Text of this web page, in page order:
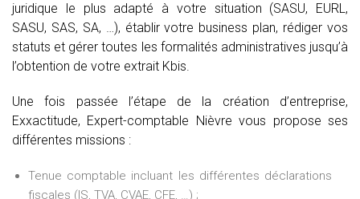
juridique le plus adapté à votre situation (SASU, EURL,
SASU, SAS, SA, …), établir votre business plan, rédiger vos
statuts et gérer toutes les formalités administratives jusqu’à
l’obtention de votre extrait Kbis.
Une fois passée l’étape de la création d’entreprise,
Exxactitude, Expert-comptable Nièvre vous propose ses
différentes missions :
Tenue comptable incluant les différentes déclarations
fiscales (IS, TVA, CVAE, CFE, …) ;